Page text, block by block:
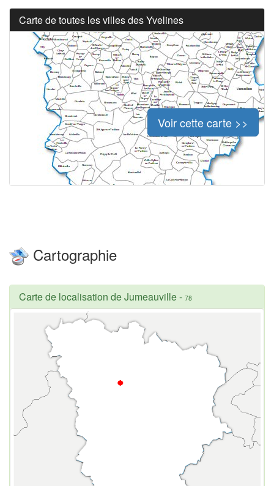
Carte de toutes les villes des Yvelines
Voir cette carte >>
Cartographie
Carte de localisation de Jumeauville- 78